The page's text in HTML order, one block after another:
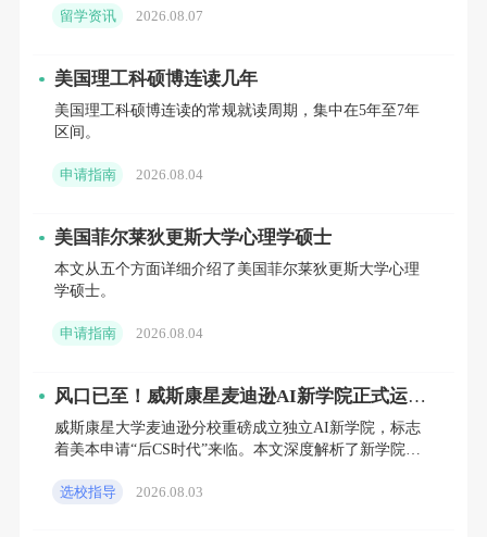
意味着越早提交越有利，别拖到最后一刻。
▍这个项目到底学什么？8个方向到底怎么选？
哥大CS硕士项目是典型的
必须是6000级别的高阶课程。
计算生物学、自然语言处理、网络系统。每个
方向背后对应的就业赛道差别挺大——
美胜利。
留学资讯 2026.08.07
美国理工科硕博连读几年
美国理工科硕博连读的常规就读周期，集中在5年至7年
区间。
申请指南 2026.08.04
美国菲尔莱狄更斯大学心理学硕士
本文从五个方面详细介绍了美国菲尔莱狄更斯大学心理
学硕士。
申请指南 2026.08.04
风口已至！威斯康星麦迪逊AI新学院正式运
营，2027/2028届理工科申请者必须关注
威斯康星大学麦迪逊分校重磅成立独立AI新学院，标志
着美本申请“后CS时代”来临。本文深度解析了新学院的
逻辑。针
选校指导 2026.08.03